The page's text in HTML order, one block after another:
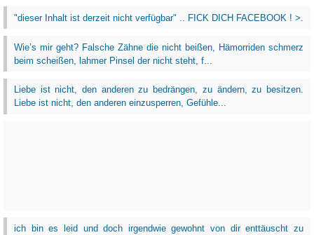
"dieser Inhalt ist derzeit nicht verfügbar" .. FICK DICH FACEBOOK ! >.
Wie’s mir geht? Falsche Zähne die nicht beißen, Hämorriden schmerz
beim scheißen, lahmer Pinsel der nicht steht, f...
Liebe ist nicht, den anderen zu bedrängen, zu ändern, zu besitzen.
Liebe ist nicht, den anderen einzusperren, Gefühle...
ich bin es leid und doch irgendwie gewohnt von dir enttäuscht zu